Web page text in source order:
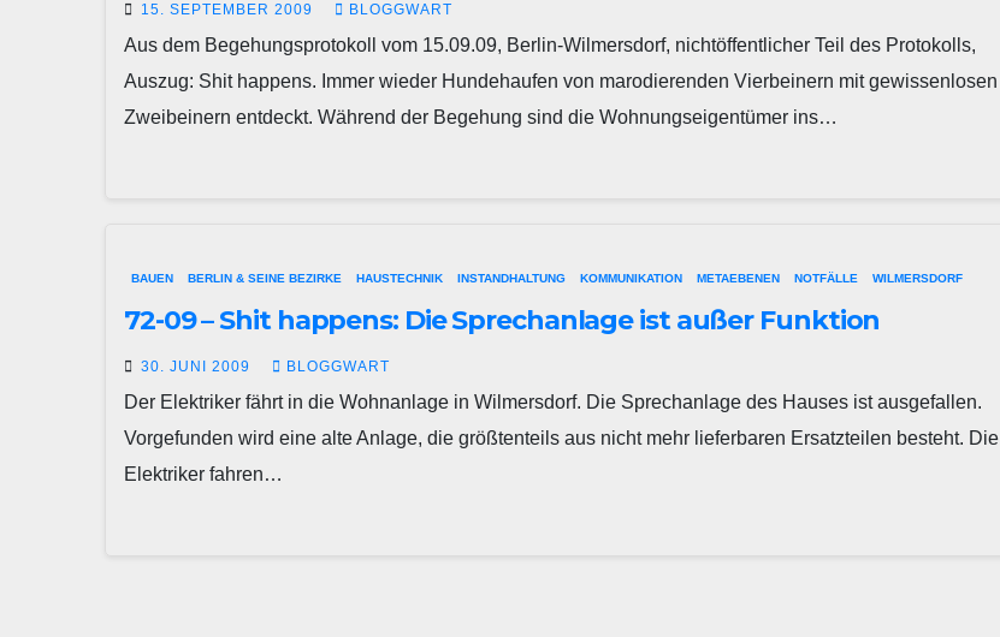
15. SEPTEMBER 2009 BLOGGWART
Aus dem Begehungsprotokoll vom 15.09.09, Berlin-Wilmersdorf, nichtöffentlicher Teil des Protokolls,
Auszug: Shit happens. Immer wieder Hundehaufen von marodierenden Vierbeinern mit gewissenlosen
Zweibeinern entdeckt. Während der Begehung sind die Wohnungseigentümer ins…
BAUEN BERLIN & SEINE BEZIRKE HAUSTECHNIK INSTANDHALTUNG KOMMUNIKATION METAEBENEN NOTFÄLLE WILMERSDORF
72-09 – Shit happens: Die Sprechanlage ist außer Funktion
30. JUNI 2009 BLOGGWART
Der Elektriker fährt in die Wohnanlage in Wilmersdorf. Die Sprechanlage des Hauses ist ausgefallen.
Vorgefunden wird eine alte Anlage, die größtenteils aus nicht mehr lieferbaren Ersatzteilen besteht. Die
Elektriker fahren…